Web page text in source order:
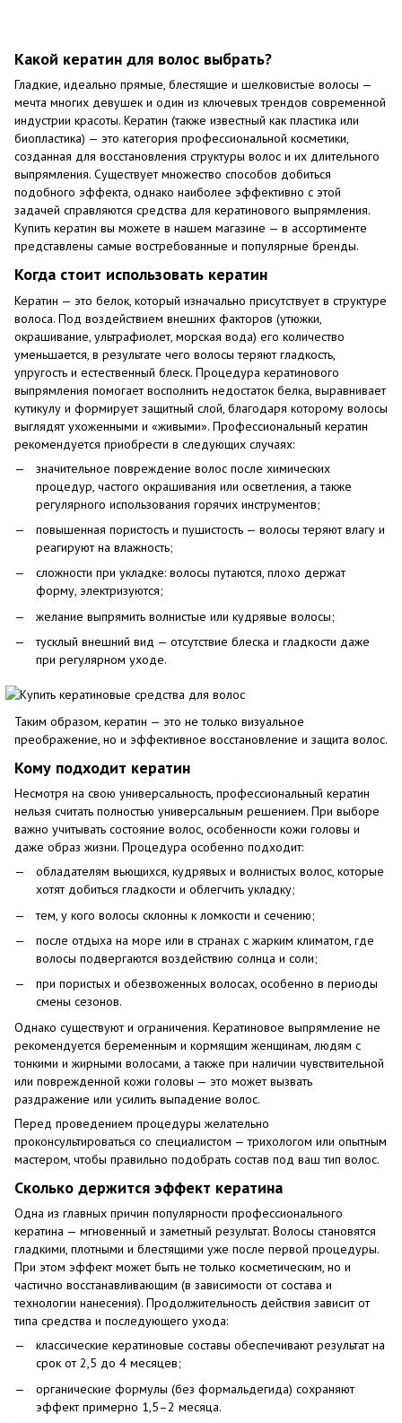
Какой кератин для волос выбрать?
Гладкие, идеально прямые, блестящие и шелковистые волосы —
мечта многих девушек и один из ключевых трендов современной
индустрии красоты. Кератин (также известный как пластика или
биопластика) — это категория профессиональной косметики,
созданная для восстановления структуры волос и их длительного
выпрямления. Существует множество способов добиться
подобного эффекта, однако наиболее эффективно с этой
задачей справляются средства для кератинового выпрямления.
Купить кератин вы можете в нашем магазине — в ассортименте
представлены самые востребованные и популярные бренды.
Когда стоит использовать кератин
Кератин — это белок, который изначально присутствует в структуре
волоса. Под воздействием внешних факторов (утюжки,
окрашивание, ультрафиолет, морская вода) его количество
уменьшается, в результате чего волосы теряют гладкость,
упругость и естественный блеск. Процедура кератинового
выпрямления помогает восполнить недостаток белка, выравнивает
кутикулу и формирует защитный слой, благодаря которому волосы
выглядят ухоженными и «живыми». Профессиональный кератин
рекомендуется приобрести в следующих случаях:
значительное повреждение волос после химических
процедур, частого окрашивания или осветления, а также
регулярного использования горячих инструментов;
повышенная пористость и пушистость — волосы теряют влагу и
реагируют на влажность;
сложности при укладке: волосы путаются, плохо держат
форму, электризуются;
желание выпрямить волнистые или кудрявые волосы;
тусклый внешний вид — отсутствие блеска и гладкости даже
при регулярном уходе.
Таким образом, кератин — это не только визуальное
преображение, но и эффективное восстановление и защита волос.
Кому подходит кератин
Несмотря на свою универсальность, профессиональный кератин
нельзя считать полностью универсальным решением. При выборе
важно учитывать состояние волос, особенности кожи головы и
даже образ жизни. Процедура особенно подходит:
обладателям вьющихся, кудрявых и волнистых волос, которые
хотят добиться гладкости и облегчить укладку;
тем, у кого волосы склонны к ломкости и сечению;
после отдыха на море или в странах с жарким климатом, где
волосы подвергаются воздействию солнца и соли;
при пористых и обезвоженных волосах, особенно в периоды
смены сезонов.
Однако существуют и ограничения. Кератиновое выпрямление не
рекомендуется беременным и кормящим женщинам, людям с
тонкими и жирными волосами, а также при наличии чувствительной
или поврежденной кожи головы — это может вызвать
раздражение или усилить выпадение волос.
Перед проведением процедуры желательно
проконсультироваться со специалистом — трихологом или опытным
мастером, чтобы правильно подобрать состав под ваш тип волос.
Сколько держится эффект кератина
Одна из главных причин популярности профессионального
кератина — мгновенный и заметный результат. Волосы становятся
гладкими, плотными и блестящими уже после первой процедуры.
При этом эффект может быть не только косметическим, но и
частично восстанавливающим (в зависимости от состава и
технологии нанесения). Продолжительность действия зависит от
типа средства и последующего ухода:
классические кератиновые составы обеспечивают результат на
срок от 2,5 до 4 месяцев;
органические формулы (без формальдегида) сохраняют
эффект примерно 1,5–2 месяца.